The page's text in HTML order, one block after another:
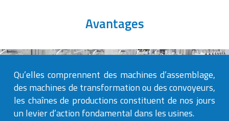
Avantages
Qu’elles comprennent des machines d’assemblage,
des machines de transformation ou des convoyeurs,
les chaînes de productions constituent de nos jours
un levier d’action fondamental dans les usines.